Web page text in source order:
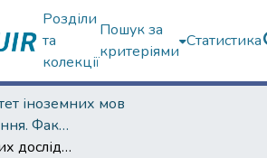
Розділи
та
колекції
Пошук за
критеріями
Статистика
іноземних мов
Навчальні видання. Факультет іноземних мов
Основи наукових досліджень у лінгвістиці